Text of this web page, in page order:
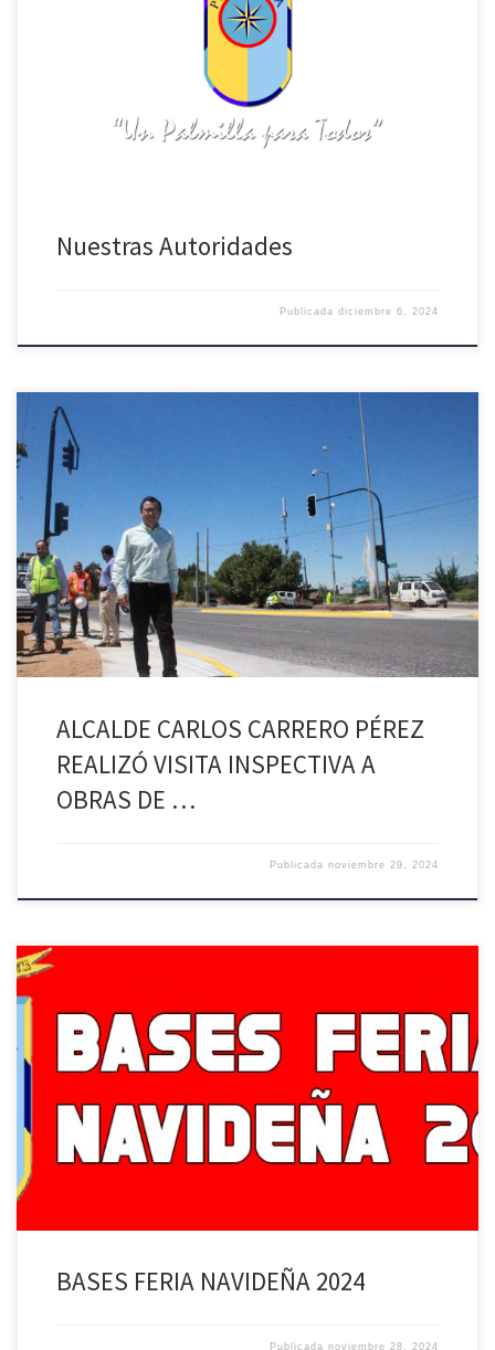
En virtud de lo estipulado en el Art.83 de la Ley N° 18.695 Orgánica
Constitucional de Municipalidades y lo resuelto por el Tribunal
Calificador de Elecciones de la Región del Libertador Bernardo
O’higgins en el Acta de Proclamación para Alcaldes y Concejales de la
Comuna de Palmilla, se informa que […]
Nuestras Autoridades
Publicadadiciembre 6, 2024
El alcalde de Palmilla Carlos Carrero Pérez, realizó una visita
inspectiva a las obras del proyecto de semaforización del Cruce La
Estampa, que se iniciaron en el pasado mes de septiembre y cuyo
inicio de funcionamiento está programado para las próximas
semanas. En la oportunidad, la máxima autoridad comunal, fue […]
ALCALDE CARLOS CARRERO PÉREZ
REALIZÓ VISITA INSPECTIVA A
OBRAS DE …
Publicadanoviembre 29, 2024
BASES FERIA NAVIDEÑA FICHA POSTULACIÓN FERIA NAVIDEÑA EL
HUIQUE 2024 FICHA POSTULACIÓN FERIA NAVIDEÑA DE PALMILLA 2024
BASES FERIA NAVIDEÑA 2024
Publicadanoviembre 28, 2024